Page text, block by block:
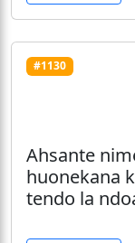
#1130
Ahsante
huonekana
tendo la